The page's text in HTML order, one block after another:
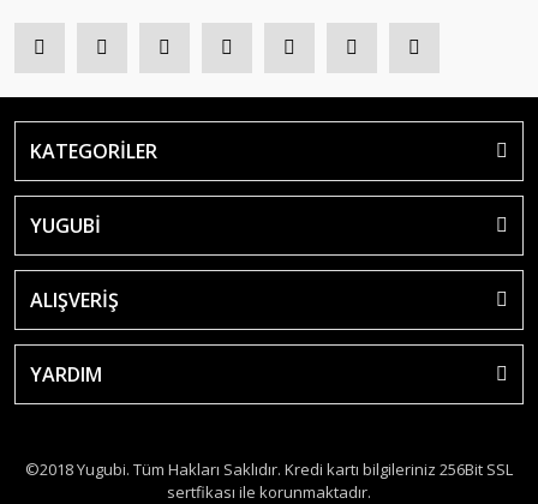
KATEGORİLER
YUGUBİ
ALIŞVERİŞ
YARDIM
©2018 Yugubi. Tüm Hakları Saklıdır. Kredi kartı bilgileriniz 256Bit SSL
sertfikası ile korunmaktadır.